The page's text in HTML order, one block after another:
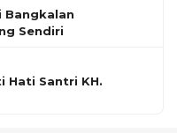
Bangkalan
Sendiri
Hati Santri KH.